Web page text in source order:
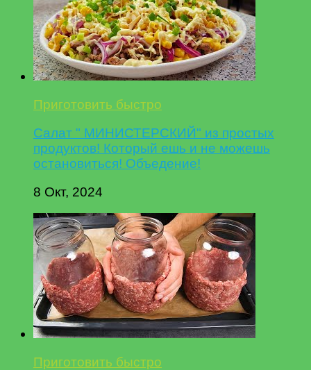
Приготовить быстро
Салат " МИНИСТЕРСКИЙ" из простых
продуктов! Который ешь и не можешь
остановиться! Объедение!
8 Окт, 2024
Приготовить быстро